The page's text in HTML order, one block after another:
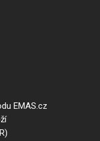
EMAS.cz